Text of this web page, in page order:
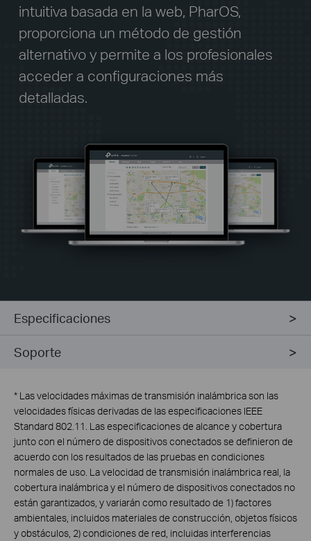
intuitiva basada en la web, PharOS,
proporciona un método de gestión
alternativo y permite a los profesionales
acceder a configuraciones más
detalladas.
Especificaciones
Soporte
* Las velocidades máximas de transmisión inalámbrica son las
velocidades físicas derivadas de las especificaciones IEEE
Standard 802.11. Las especificaciones de alcance y cobertura
junto con el número de dispositivos conectados se definieron de
acuerdo con los resultados de las pruebas en condiciones
normales de uso. La velocidad de transmisión inalámbrica real, la
cobertura inalámbrica y el número de dispositivos conectados no
están garantizados, y variarán como resultado de 1) factores
ambientales, incluidos materiales de construcción, objetos físicos
y obstáculos, 2) condiciones de red, incluidas interferencias